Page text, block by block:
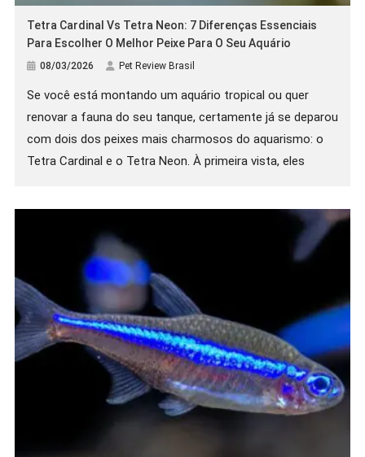
Tetra Cardinal Vs Tetra Neon: 7 Diferenças Essenciais
Para Escolher O Melhor Peixe Para O Seu Aquário
08/03/2026 Pet Review Brasil
Se você está montando um aquário tropical ou quer
renovar a fauna do seu tanque, certamente já se deparou
com dois dos peixes mais charmosos do aquarismo: o
Tetra Cardinal e o Tetra Neon. À primeira vista, eles